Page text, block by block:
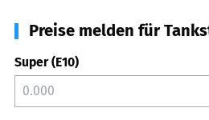
Preise melden für
Super (E10)